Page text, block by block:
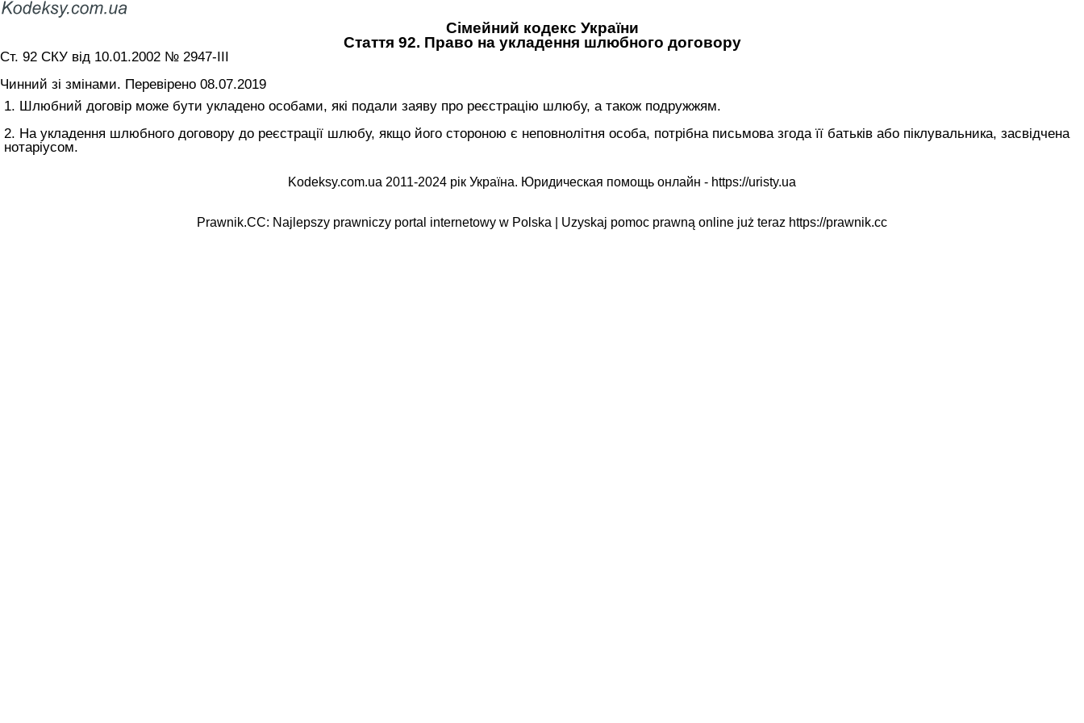
Сімейний кодекс України
Стаття 92. Право на укладення шлюбного договору
Ст. 92 СКУ від 10.01.2002 № 2947-III
Чинний зі змінами. Перевірено 08.07.2019
1. Шлюбний договір може бути укладено особами, які подали заяву про реєстрацію шлюбу, а також подружжям.
2. На укладення шлюбного договору до реєстрації шлюбу, якщо його стороною є неповнолітня особа, потрібна письмова згода її батьків або піклувальника, засвідчена
нотаріусом.
Kodeksy.com.ua 2011-2024 рік Україна. Юридическая помощь онлайн - https://uristy.ua
Prawnik.CC: Najlepszy prawniczy portal internetowy w Polska | Uzyskaj pomoc prawną online już teraz https://prawnik.cc